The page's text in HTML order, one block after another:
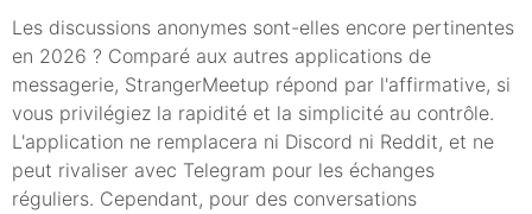
Les discussions anonymes sont-elles encore pertinentes
en 2026 ? Comparé aux autres applications de
messagerie, StrangerMeetup répond par l'affirmative, si
vous privilégiez la rapidité et la simplicité au contrôle.
L'application ne remplacera ni Discord ni Reddit, et ne
peut rivaliser avec Telegram pour les échanges
réguliers. Cependant, pour des conversations